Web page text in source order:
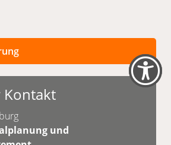
sind nach vorheriger
und